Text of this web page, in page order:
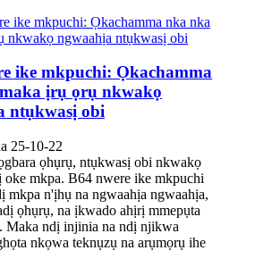
ike mkpuchi: Ọkachamma
ịrụ ọrụ nkwakọ
ntụkwasị obi
25-10-22
ọhụrụ, ntụkwasị obi nkwakọ
oke mkpa. B64 nwere ike mkpuchi
mkpa n'ịhụ na ngwaahịa ngwaahịa,
ọhụrụ, na ịkwado ahịrị mmepụta
Maka ndị injinia na ndị njikwa
nkọwa teknụzụ na arụmọrụ ihe